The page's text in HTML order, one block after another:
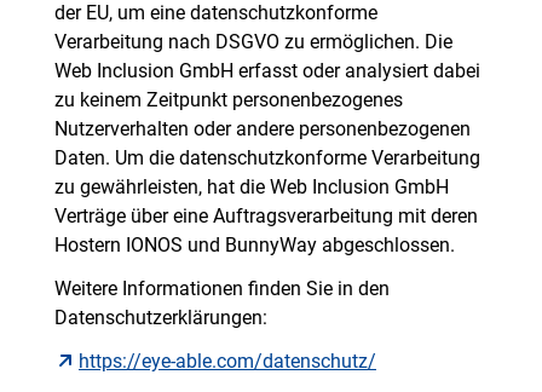
der EU, um eine datenschutzkonforme
Verarbeitung nach DSGVO zu ermöglichen. Die
Web Inclusion GmbH erfasst oder analysiert dabei
zu keinem Zeitpunkt personenbezogenes
Nutzerverhalten oder andere personenbezogenen
Daten. Um die datenschutzkonforme Verarbeitung
zu gewährleisten, hat die Web Inclusion GmbH
Verträge über eine Auftragsverarbeitung mit deren
Hostern IONOS und BunnyWay abgeschlossen.
Weitere Informationen finden Sie in den
Datenschutzerklärungen:
https://eye-able.com/datenschutz/